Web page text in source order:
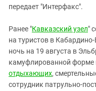
Северная Осетия - Алания
СКФО
Ставропольский край
Чечня
Южная Осетия
Южный Кавказ
передает "Интерфакс".
Ранее "Кавказский узел"
на туристов в
ночь на 19 августа в
камуфлированной форме
отдыхающих,
сотрудник патрульно-